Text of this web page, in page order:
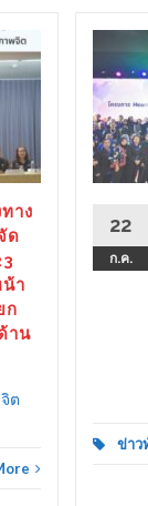
าง
ด
า
ก
าน
ต
22
ก.ค.
ข่าว